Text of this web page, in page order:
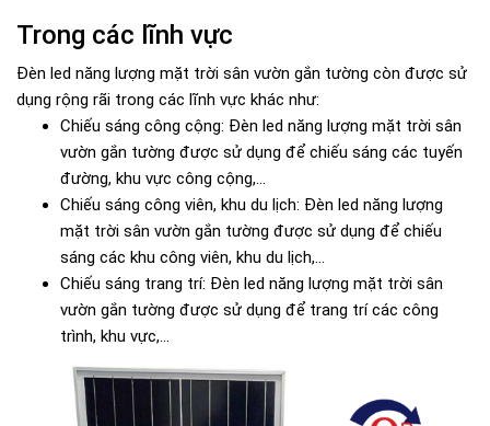
Trong các lĩnh vực
Đèn led năng lượng mặt trời sân vườn gắn tường còn được sử
dụng rộng rãi trong các lĩnh vực khác như:
Chiếu sáng công cộng: Đèn led năng lượng mặt trời sân
vườn gắn tường được sử dụng để chiếu sáng các tuyến
đường, khu vực công cộng,...
Chiếu sáng công viên, khu du lịch: Đèn led năng lượng
mặt trời sân vườn gắn tường được sử dụng để chiếu
sáng các khu công viên, khu du lịch,...
Chiếu sáng trang trí: Đèn led năng lượng mặt trời sân
vườn gắn tường được sử dụng để trang trí các công
trình, khu vực,...